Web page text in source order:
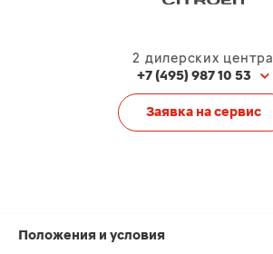
2 дилерских центра
+7 (495) 987 10 53
Заявка на сервис
Положения и условия